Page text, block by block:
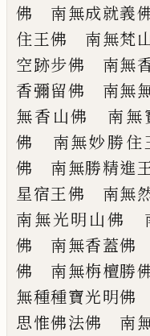
佛 南無成就義
住王佛 南無梵
空跡步佛 南無
香彌留佛 南無
無香山佛
南無
佛 南無妙勝
佛 南無勝精進
星宿王佛 南無
南無光明 山佛
佛 南無香蓋佛
佛 南無栴檀勝
無種種寶光明
思惟佛法佛 南